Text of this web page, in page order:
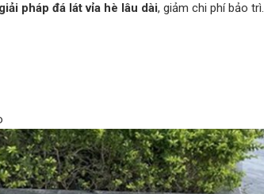
giải pháp đá lát vỉa hè lâu dài, giảm chi phí bảo trì.